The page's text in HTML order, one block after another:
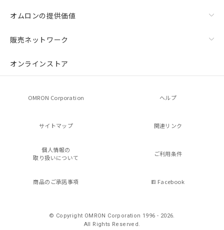
オムロンの提供価値
販売ネットワーク
オンラインストア
OMRON Corporation ヘルプ
サイトマップ 関連リンク
個人情報の
取り扱いについて
ご利用条件
商品のご承諾事項 Facebook
© Copyright OMRON Corporation 1996 - 2026.
All Rights Reserved.